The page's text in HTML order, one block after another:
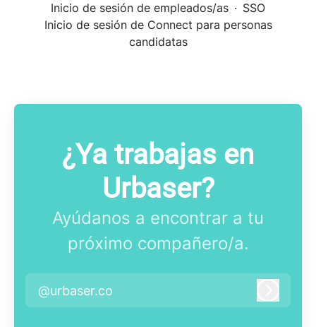
Inicio de sesión de empleados/as · SSO
Inicio de sesión de Connect para personas
candidatas
¿Ya trabajas en
Urbaser?
Ayúdanos a encontrar a tu
próximo compañero/a.
@urbaser.co